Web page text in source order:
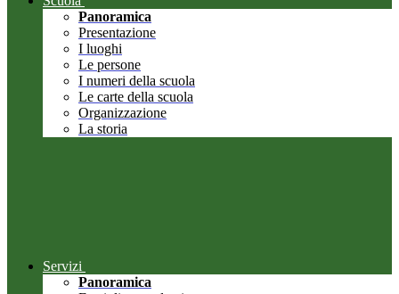
Panoramica
Presentazione
I luoghi
Le persone
I numeri della scuola
Le carte della scuola
Organizzazione
La storia
Servizi
Panoramica